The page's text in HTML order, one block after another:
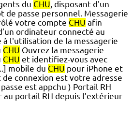
du CHU, disposant d'un
de passe personnel. Messagerie
votre compte CHU afin
ordinateur connecté au
à l'utilisation de la messagerie
CHU Ouvrez la messagerie
CHU et identifiez-vous avec
mobile du CHU pour iPhone et
connexion est votre adresse
est appchu ) Portail RH
au portail RH depuis l’extérieur